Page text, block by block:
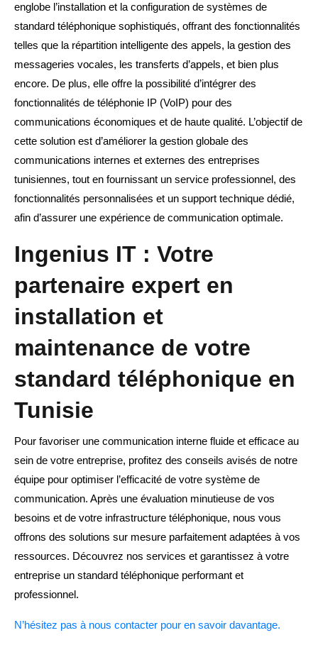
englobe l’installation et la configuration de systèmes de
standard téléphonique sophistiqués, offrant des fonctionnalités
telles que la répartition intelligente des appels, la gestion des
messageries vocales, les transferts d’appels, et bien plus
encore. De plus, elle offre la possibilité d’intégrer des
fonctionnalités de téléphonie IP (VoIP) pour des
communications économiques et de haute qualité. L’objectif de
cette solution est d’améliorer la gestion globale des
communications internes et externes des entreprises
tunisiennes, tout en fournissant un service professionnel, des
fonctionnalités personnalisées et un support technique dédié,
afin d’assurer une expérience de communication optimale.
Ingenius IT : Votre
partenaire expert en
installation et
maintenance de votre
standard téléphonique en
Tunisie
Pour favoriser une communication interne fluide et efficace au
sein de votre entreprise, profitez des conseils avisés de notre
équipe pour optimiser l’efficacité de votre système de
communication. Après une évaluation minutieuse de vos
besoins et de votre infrastructure téléphonique, nous vous
offrons des solutions sur mesure parfaitement adaptées à vos
ressources. Découvrez nos services et garantissez à votre
entreprise un standard téléphonique performant et
professionnel.
N’hésitez pas à nous contacter pour en savoir davantage.